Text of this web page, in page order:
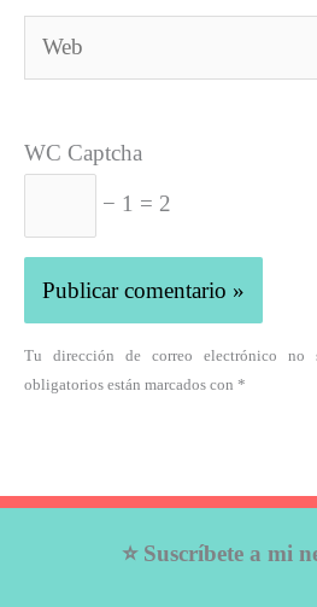
Web
WC Captcha
− 1 = 2
Tu dirección de correo electrónico no
obligatorios están marcados con *
⭐ Suscríbete a mi